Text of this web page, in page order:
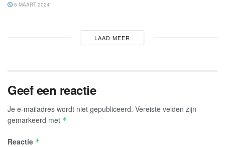
6 MAART 2024
LAAD MEER
Geef een reactie
Je e-mailadres wordt niet gepubliceerd. Vereiste velden zijn
gemarkeerd met *
Reactie *